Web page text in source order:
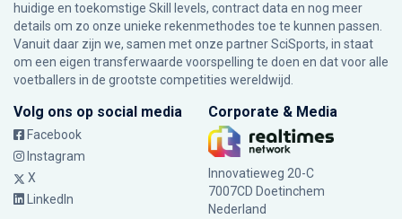
huidige en toekomstige Skill levels, contract data en nog meer
details om zo onze unieke rekenmethodes toe te kunnen passen.
Vanuit daar zijn we, samen met onze partner SciSports, in staat
om een eigen transferwaarde voorspelling te doen en dat voor alle
voetballers in de grootste competities wereldwijd.
Volg ons op social media
Facebook
Instagram
X
LinkedIn
Corporate & Media
Innovatieweg 20-C
7007CD Doetinchem
Nederland